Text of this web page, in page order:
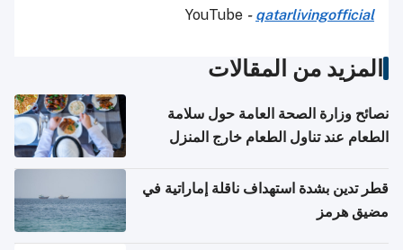
YouTube - qatarlivingofficial
المزيد من المقالات
نصائح وزارة الصحة العامة حول سلامة
الطعام عند تناول الطعام خارج المنزل
قطر تدين بشدة استهداف ناقلة إماراتية في
مضيق هرمز